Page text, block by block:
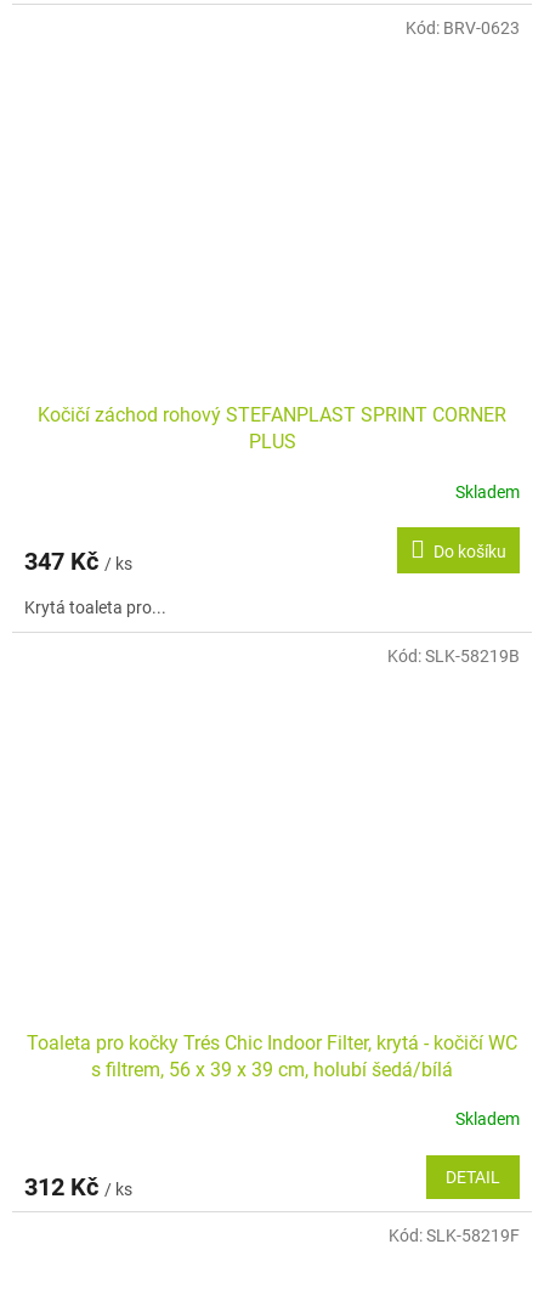
Kočičí záchod rohový STEFANPLAST SPRINT CORNER
PLUS
Skladem
347 Kč / ks
Do košíku
Krytá toaleta pro...
Kód: BRV-0623
Toaleta pro kočky Trés Chic Indoor Filter, krytá - kočičí WC
s filtrem, 56 x 39 x 39 cm, holubí šedá/bílá
Skladem
312 Kč / ks
DETAIL
Kód:SLK-58219B
Kód:SLK-58219F